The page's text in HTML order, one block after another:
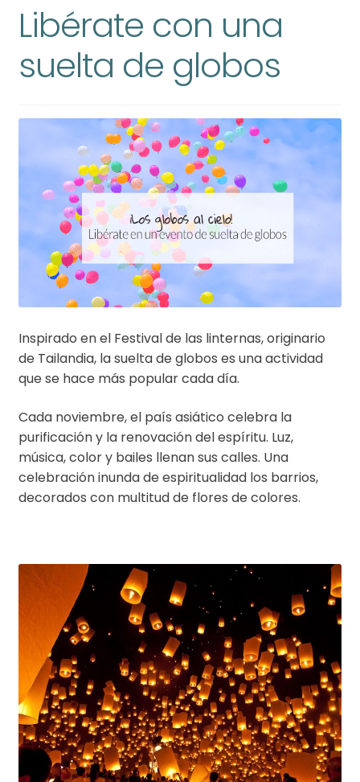
Libérate con una
suelta de globos
Inspirado en el Festival de las linternas, originario
de Tailandia, la suelta de globos es una actividad
que se hace más popular cada día.
Cada noviembre, el país asiático celebra la
purificación y la renovación del espíritu. Luz,
música, color y bailes llenan sus calles. Una
celebración inunda de espiritualidad los barrios,
decorados con multitud de flores de colores.